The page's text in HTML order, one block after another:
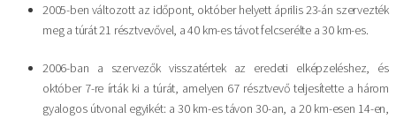
2005-ben változott az időpont, október helyett április 23-án szervezték
meg a túrát 21 résztvevővel, a 40 km-es távot felcserélte a 30 km-es.
2006-ban a szervezők visszatértek az eredeti elképzeléshez, és
október 7-re írták ki a túrát, amelyen 67 résztvevő teljesítette a három
gyalogos útvonal egyikét: a 30 km-es távon 30-an, a 20 km-esen 14-en,